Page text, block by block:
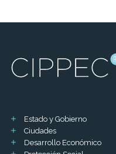
Estado y Gobierno
Ciudades
Desarrollo Económico